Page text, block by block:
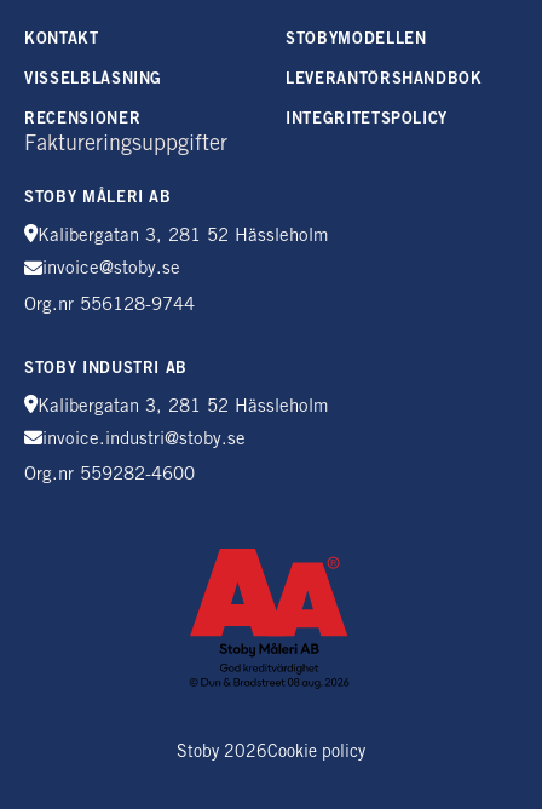
KONTAKT STOBYMODELLEN
VISSELBLÅSNING LEVERANTÖRSHANDBOK
RECENSIONER INTEGRITETSPOLICY
Faktureringsuppgifter
STOBY MÅLERI AB
Kalibergatan 3, 281 52 Hässleholm
invoice@stoby.se
Org.nr 556128-9744
STOBY INDUSTRI AB
Kalibergatan 3, 281 52 Hässleholm
invoice.industri@stoby.se
Org.nr 559282-4600
Stoby 2026Cookie policy